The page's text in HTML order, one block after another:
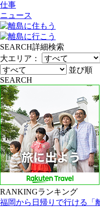
仕事
ニュース
SEARCH詳細検索
大エリア：
並び順
SEARCH
RANKINGランキング
福岡から日帰りで行ける「